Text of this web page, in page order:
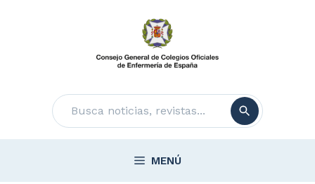
Buscar
MENÚ